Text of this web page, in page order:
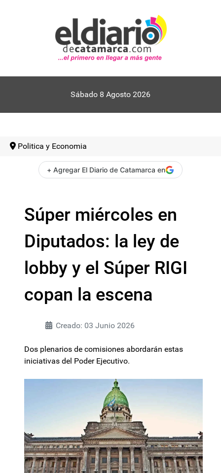
Sábado 8 Agosto 2026
Politica y Economia
+ Agregar El Diario de Catamarca en
Súper miércoles en
Diputados: la ley de
lobby y el Súper RIGI
copan la escena
Creado: 03 Junio 2026
Dos plenarios de comisiones abordarán estas
iniciativas del Poder Ejecutivo.